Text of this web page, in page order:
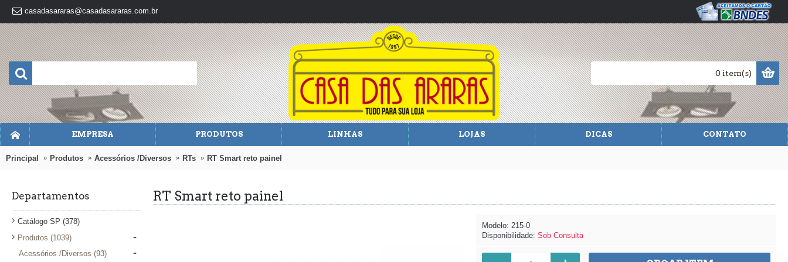
casadasararas@casadasararas.com.br
0 item(s)
EMPRESA PRODUTOS LINHAS LOJAS DICAS CONTATO
Principal Produtos Acessórios /Diversos RTs RT Smart reto painel
Departamentos
Catálogo SP (378)
Produtos (1039) -
Acessórios /Diversos (93) -
RT Smart reto painel
Modelo: 215-0
Disponibilidade: Sob Consulta